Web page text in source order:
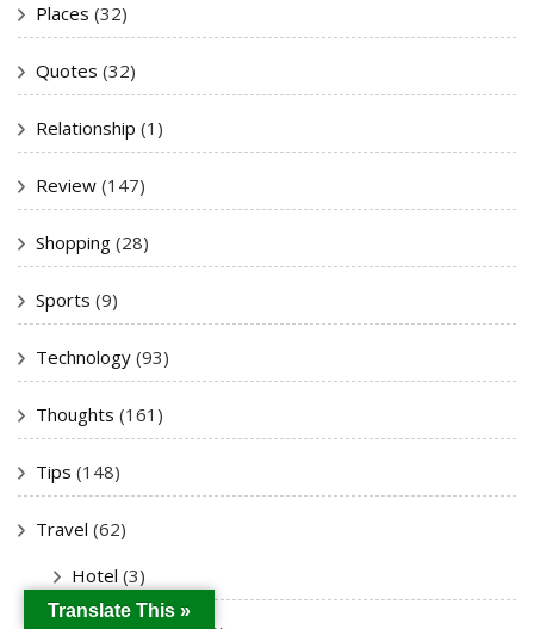
Places (32)
Quotes (32)
Relationship (1)
Review (147)
Shopping (28)
Sports (9)
Technology (93)
Thoughts (161)
Tips (148)
Travel (62)
Hotel (3)
Translate This »